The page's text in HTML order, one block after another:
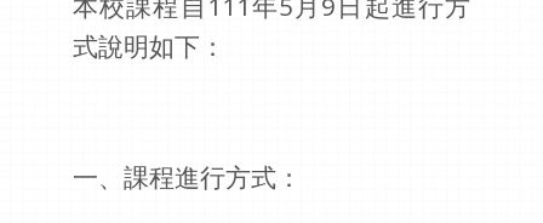
式說明如下：
一、課程進行方式：